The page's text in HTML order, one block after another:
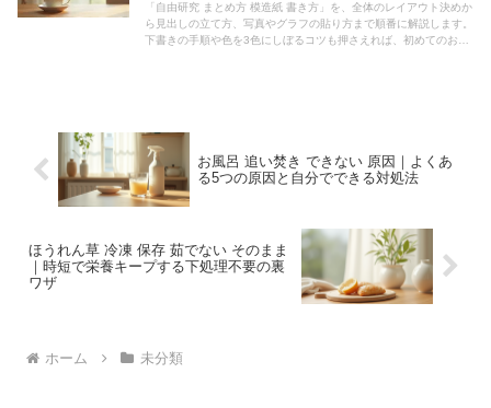
「自由研究 まとめ方 模造紙 書き方」を、全体のレイアウト決めか
ら見出しの立て方、写真やグラフの貼り方まで順番に解説します。
下書きの手順や色を3色にしぼるコツも押さえれば、初めてのお子
お風呂 追い焚き できない 原因｜よくあ
る5つの原因と自分でできる対処法
ほうれん草 冷凍 保存 茹でない そのまま
｜時短で栄養キープする下処理不要の裏
ワザ
ホーム 未分類